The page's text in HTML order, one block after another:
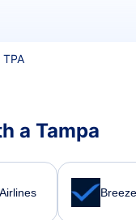
TPA
a Tampa